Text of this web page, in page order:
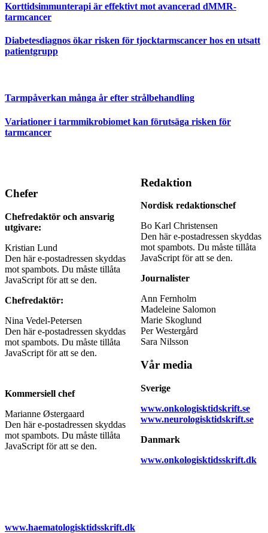
Korttidsimmunterapi är effektivt mot avancerad dMMR-
tarmcancer
Diabetesdiagnos ökar risken för tjocktarmscancer hos en utsatt
patientgrupp
Tarmpåverkan många år efter strålbehandling
Variationer i tarmmikrobiomet kan förutsäga risken för
tarmcancer
Chefer
Chefredaktör och ansvarig
utgivare:
Kristian Lund
Den här e-postadressen skyddas
mot spambots. Du måste tillåta
JavaScript för att se den.
Chefredaktör:
Nina Vedel-Petersen
Den här e-postadressen skyddas
mot spambots. Du måste tillåta
JavaScript för att se den.
Kommersiell chef
Marianne Østergaard
Den här e-postadressen skyddas
mot spambots. Du måste tillåta
JavaScript för att se den.
Redaktion
Nordisk redaktionschef
Bo Karl Christensen
Den här e-postadressen skyddas
mot spambots. Du måste tillåta
JavaScript för att se den.
Journalister
Ann Fernholm
Madeleine Salomon
Marie Skoglund
Per Westergård
Sara Nilsson
Vår media
Sverige
www.onkologisktidskrift.se
www.neurologisktidskrift.se
Danmark
www.onkologisktidsskrift.dk
www.haematologisktidsskrift.dk